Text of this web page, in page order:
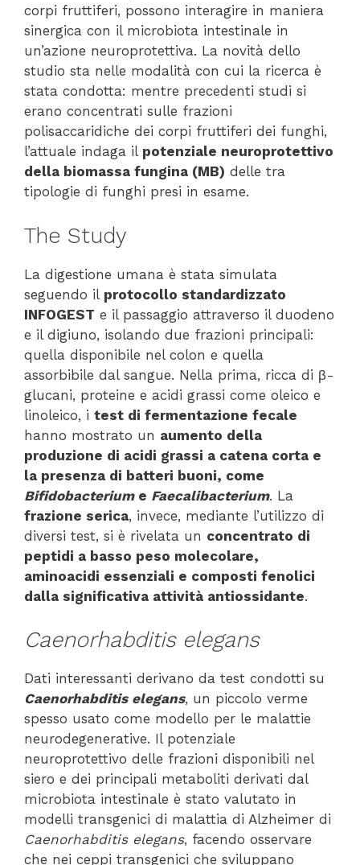
corpi fruttiferi, possono interagire in maniera
sinergica con il microbiota intestinale in
un’azione neuroprotettiva. La novità dello
studio sta nelle modalità con cui la ricerca è
stata condotta: mentre precedenti studi si
erano concentrati sulle frazioni
polisaccaridiche dei corpi fruttiferi dei funghi,
l’attuale indaga il potenziale neuroprotettivo
della biomassa fungina (MB) delle tra
tipologie di funghi presi in esame.
The Study
La digestione umana è stata simulata
seguendo il protocollo standardizzato
INFOGEST e il passaggio attraverso il duodeno
e il digiuno, isolando due frazioni principali:
quella disponibile nel colon e quella
assorbibile dal sangue. Nella prima, ricca di β-
glucani, proteine e acidi grassi come oleico e
linoleico, i test di fermentazione fecale
hanno mostrato un aumento della
produzione di acidi grassi a catena corta e
la presenza di batteri buoni, come
Bifidobacteriume Faecalibacterium. La
frazione serica, invece, mediante l’utilizzo di
diversi test, si è rivelata un concentrato di
peptidi a basso peso molecolare,
aminoacidi essenziali e composti fenolici
dalla significativa attività antiossidante.
Caenorhabditis elegans
Dati interessanti derivano da test condotti su
Caenorhabditis elegans, un piccolo verme
spesso usato come modello per le malattie
neurodegenerative. Il potenziale
neuroprotettivo delle frazioni disponibili nel
siero e dei principali metaboliti derivati dal
microbiota intestinale è stato valutato in
modelli transgenici di malattia di Alzheimer di
Caenorhabditis elegans, facendo osservare
che nei ceppi transgenici che sviluppano